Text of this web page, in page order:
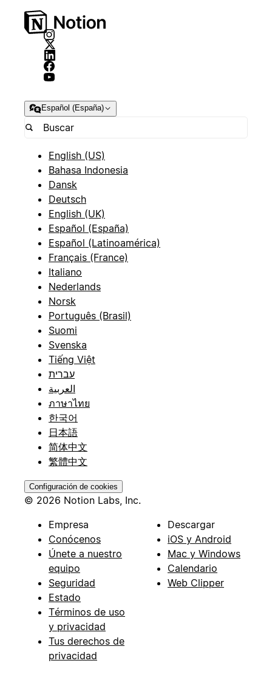
Español (España)
English (US)
Bahasa Indonesia
Dansk
Deutsch
English (UK)
Español (España)
Español (Latinoamérica)
Français (France)
Italiano
Nederlands
Norsk
Português (Brasil)
Suomi
Svenska
Tiếng Việt
עברית
العربية
ภาษาไทย
한국어
日本語
简体中文
繁體中文
Configuración de cookies
© 2026 Notion Labs, Inc.
Empresa
Conócenos
Únete a nuestro
equipo
Seguridad
Estado
Términos de uso
y privacidad
Tus derechos de
privacidad
Descargar
iOS y Android
Mac y Windows
Calendario
Web Clipper